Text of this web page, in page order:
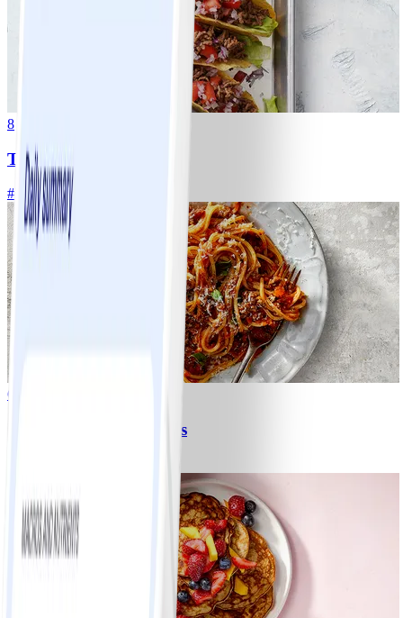
8
Tacos
# Lätt15 MIN
6
Spagetti med köttfärssås